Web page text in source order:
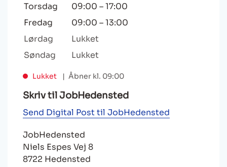
Torsdag
09:00 –17:00
Fredag
09:00 –13:00
Lørdag
Lukket
Søndag
Lukket
Lukket Åbner kl. 09:00
Skriv til JobHedensted
Send Digital Post til JobHedensted
JobHedensted
Niels Espes Vej 8
8722 Hedensted